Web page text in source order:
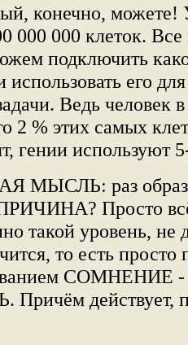
конечно, можете!
000 000 клеток.
подключить
использовать его
Ведь человек
2 % этих самых
гении используют
МЫСЛЬ: раз
ПРИЧИНА? Просто
такой уровень, не
то есть просто
СОМНЕНИЕ
действует,